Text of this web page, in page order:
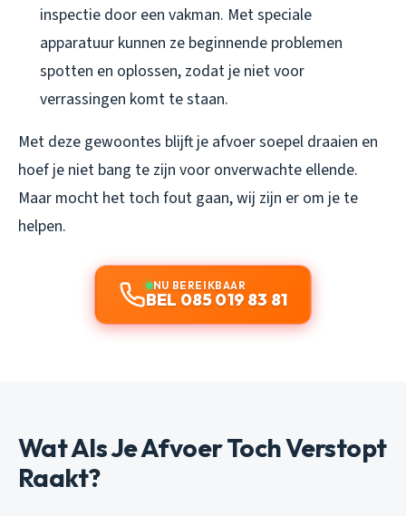
inspectie door een vakman. Met speciale
apparatuur kunnen ze beginnende problemen
spotten en oplossen, zodat je niet voor
verrassingen komt te staan.
Met deze gewoontes blijft je afvoer soepel draaien en
hoef je niet bang te zijn voor onverwachte ellende.
Maar mocht het toch fout gaan, wij zijn er om je te
helpen.
NU BEREIKBAAR
BEL 085 019 83 81
Wat Als Je Afvoer Toch Verstopt
Raakt?